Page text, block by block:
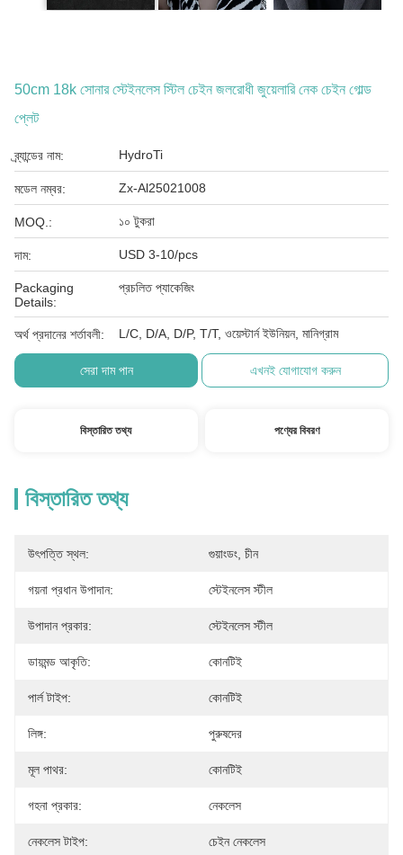
50cm 18k সোনার স্টেইনলেস স্টিল চেইন জলরোধী জুয়েলারি নেক চেইন গোল্ড
প্লেট
ব্র্যান্ডের নাম: HydroTi
মডেল নম্বর: Zx-Al25021008
MOQ.: ১০ টুকরা
দাম: USD 3-10/pcs
Packaging
Details:
প্রচলিত প্যাকেজিং
অর্থ প্রদানের শর্তাবলী: L/C, D/A, D/P, T/T, ওয়েস্টার্ন ইউনিয়ন, মানিগ্রাম
সেরা দাম পান এখনই যোগাযোগ করুন
বিস্তারিত তথ্য পণ্যের বিবরণ
বিস্তারিত তথ্য
উৎপত্তি স্থল: গুয়াংডং, চীন
গয়না প্রধান উপাদান: স্টেইনলেস স্টীল
উপাদান প্রকার: স্টেইনলেস স্টীল
ডায়মন্ড আকৃতি: কোনটিই
পার্ল টাইপ: কোনটিই
লিঙ্গ: পুরুষদের
মূল পাথর: কোনটিই
গহনা প্রকার: নেকলেস
নেকলেস টাইপ: চেইন নেকলেস